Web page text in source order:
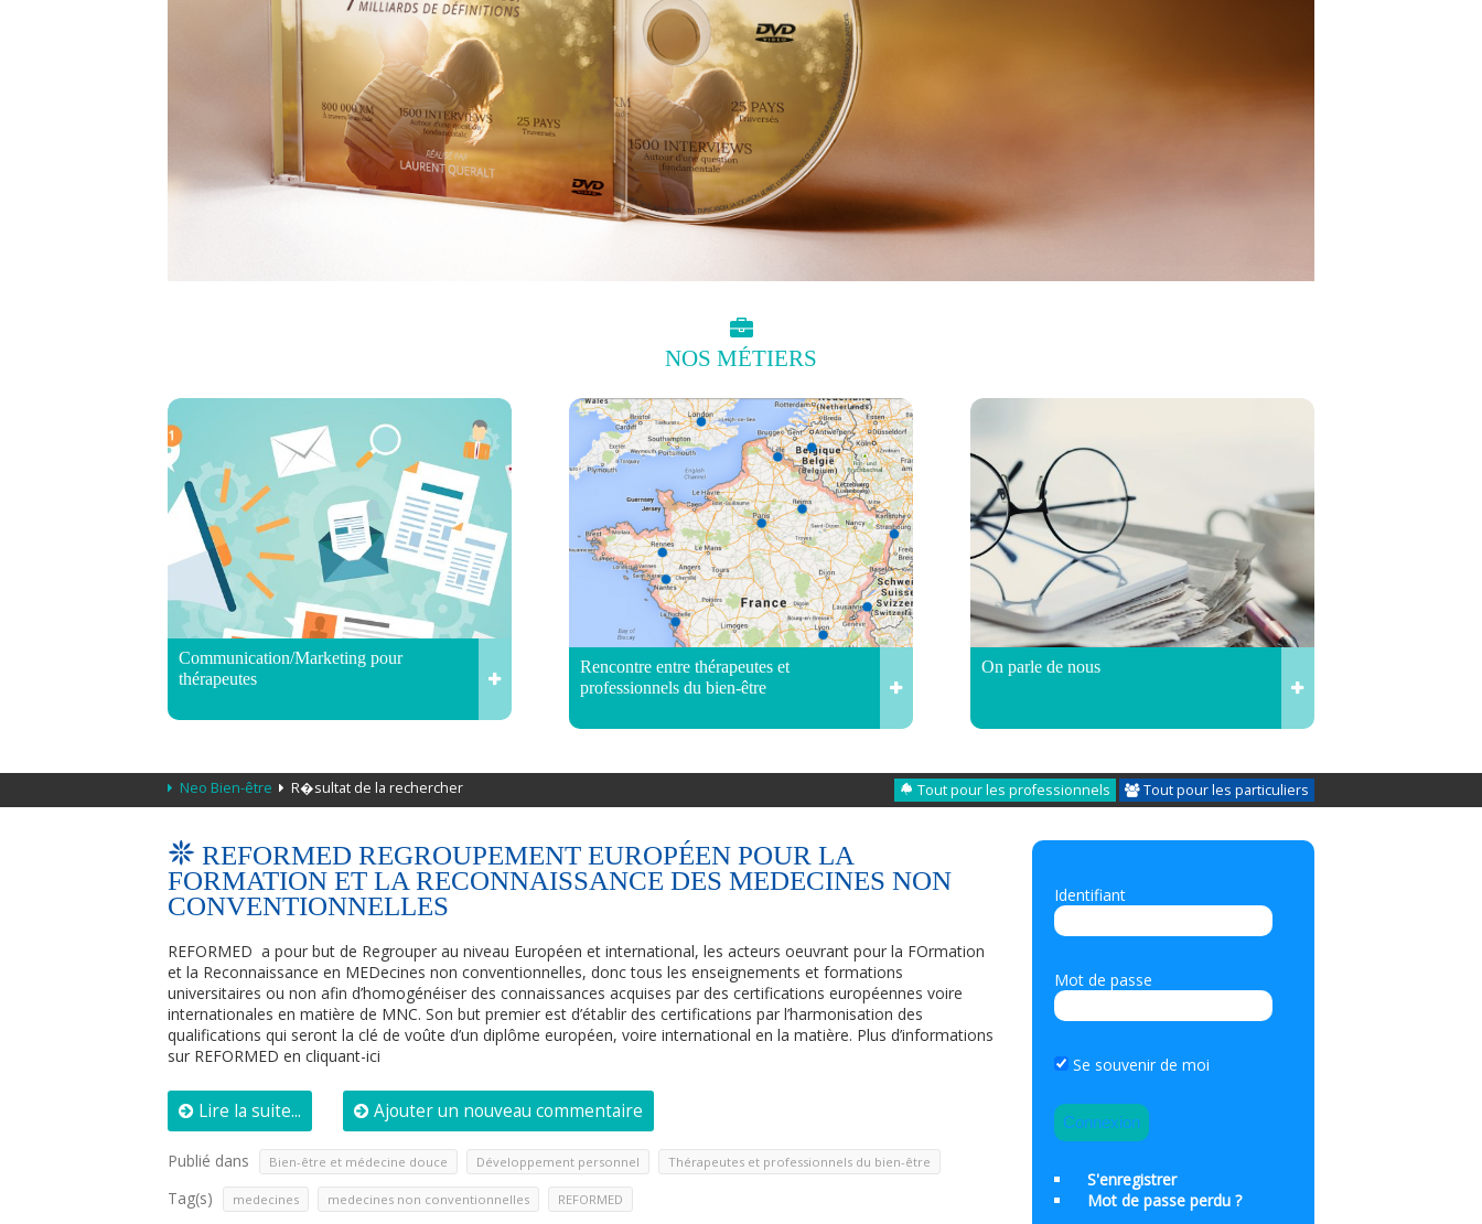
NOS MÉTIERS
Communication/Marketing pour
thérapeutes
Rencontre entre thérapeutes et
professionnels du bien-être
On parle de nous
Neo Bien-être R�sultat de la rechercher Tout pour les professionnels Tout pour les particuliers
REFORMED REGROUPEMENT EUROPÉEN POUR LA
FORMATION ET LA RECONNAISSANCE DES MEDECINES NON
CONVENTIONNELLES
REFORMED a pour but de Regrouper au niveau Européen et international, les acteurs oeuvrant pour la FOrmation
et la Reconnaissance en MEDecines non conventionnelles, donc tous les enseignements et formations
universitaires ou non afin d’homogénéiser des connaissances acquises par des certifications européennes voire
internationales en matière de MNC. Son but premier est d’établir des certifications par l’harmonisation des
qualifications qui seront la clé de voûte d’un diplôme européen, voire international en la matière. Plus d’informations
sur REFORMED en cliquant-ici
Lire la suite... Ajouter un nouveau commentaire
Publié dans Bien-être et médecine douce Développement personnel Thérapeutes et professionnels du bien-être
Tag(s) medecines medecines non conventionnelles REFORMED
Identifiant
Mot de passe
Se souvenir de moi
S'enregistrer
Mot de passe perdu ?